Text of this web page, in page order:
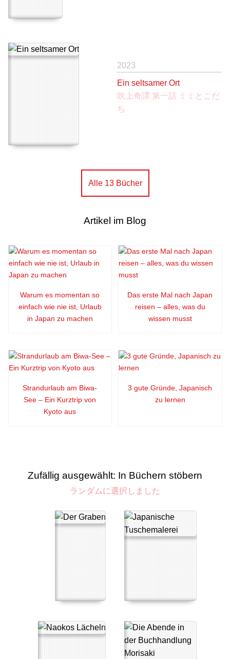
2023
Ein seltsamer Ort
吹上奇譚 第一話 ミミとこだ
ち
Alle 13 Bücher
Artikel im Blog
Warum es momentan so
einfach wie nie ist, Urlaub
in Japan zu machen
Das erste Mal nach Japan
reisen – alles, was du
wissen musst
Strandurlaub am Biwa-
See – Ein Kurztrip von
Kyoto aus
3 gute Gründe, Japanisch
zu lernen
Zufällig ausgewählt: In Büchern stöbern
ランダムに選択しました